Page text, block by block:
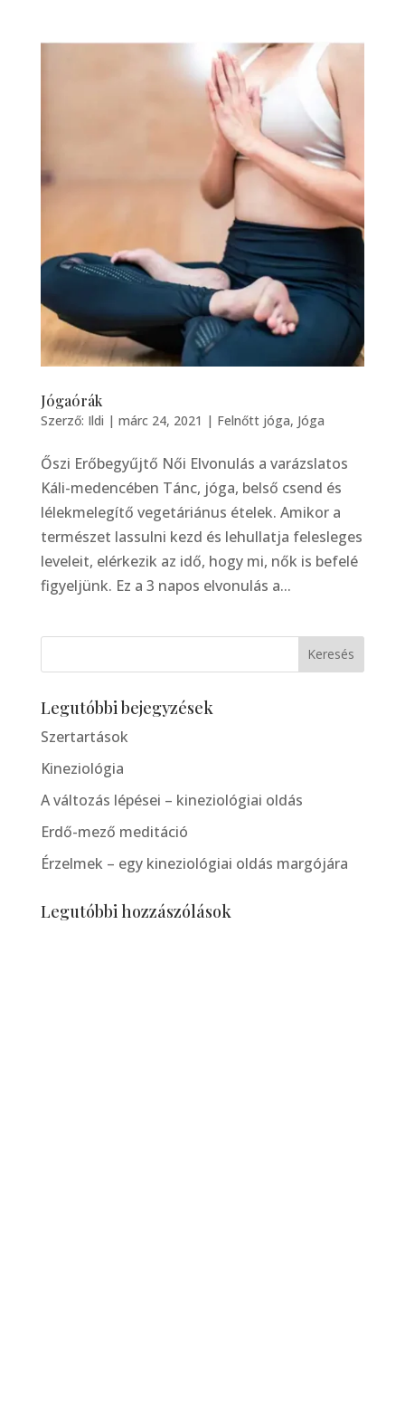
Jógaórák
Szerző: Ildi | márc 24, 2021 | Felnőtt jóga, Jóga
Őszi Erőbegyűjtő Női Elvonulás a varázslatos
Káli-medencében Tánc, jóga, belső csend és
lélekmelegítő vegetáriánus ételek. Amikor a
természet lassulni kezd és lehullatja felesleges
leveleit, elérkezik az idő, hogy mi, nők is befelé
figyeljünk. Ez a 3 napos elvonulás a...
Legutóbbi bejegyzések
Szertartások
Kineziológia
A változás lépései – kineziológiai oldás
Erdő-mező meditáció
Érzelmek – egy kineziológiai oldás margójára
Legutóbbi hozzászólások